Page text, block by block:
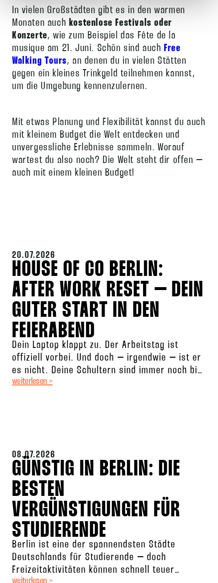
individuell über unser Angebot informieren zu können.
Unsere Partner führen diese Informationen
möglicherweise mit weiteren Daten zusammen, die Sie
ihnen bereitgestellt haben oder die sie im Rahmen Ihrer
Nutzung der Dienste gesammelt haben.
In vielen Großstädten gibt es in den warmen
Monaten auch kostenlose Festivals oder
Konzerte, wie zum Beispiel das Fête de la
musique am 21. Juni. Schön sind auch Free
Walking Tours, an denen du in vielen Stätten
gegen ein kleines Trinkgeld teilnehmen kannst,
um die Umgebung kennenzulernen.
Mit etwas Planung und Flexibilität kannst du auch
mit kleinem Budget die Welt entdecken und
unvergessliche Erlebnisse sammeln. Worauf
wartest du also noch? Die Welt steht dir offen –
auch mit einem kleinen Budget!
20.07.2026
HOUSE OF CO BERLIN:
AFTER WORK RESET – DEIN
GUTER START IN DEN
FEIERABEND
Dein Laptop klappt zu. Der Arbeitstag ist
offiziell vorbei. Und doch – irgendwie – ist er
es nicht. Deine Schultern sind immer noch bis
zu
weiterlesen >
08.07.2026
GÜNSTIG IN BERLIN: DIE
BESTEN
VERGÜNSTIGUNGEN FÜR
STUDIERENDE
Berlin ist eine der spannendsten Städte
Deutschlands für Studierende – doch
Freizeitaktivitäten können schnell teuer
weiterlesen >